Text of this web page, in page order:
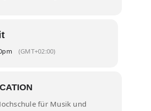
(GMT+02:00)
für Musik und